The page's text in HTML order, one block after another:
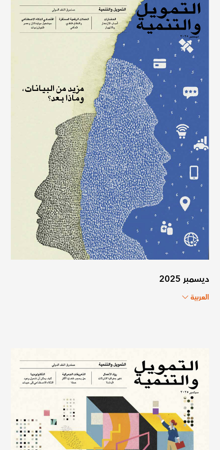
ديسمبر 2025
العربية